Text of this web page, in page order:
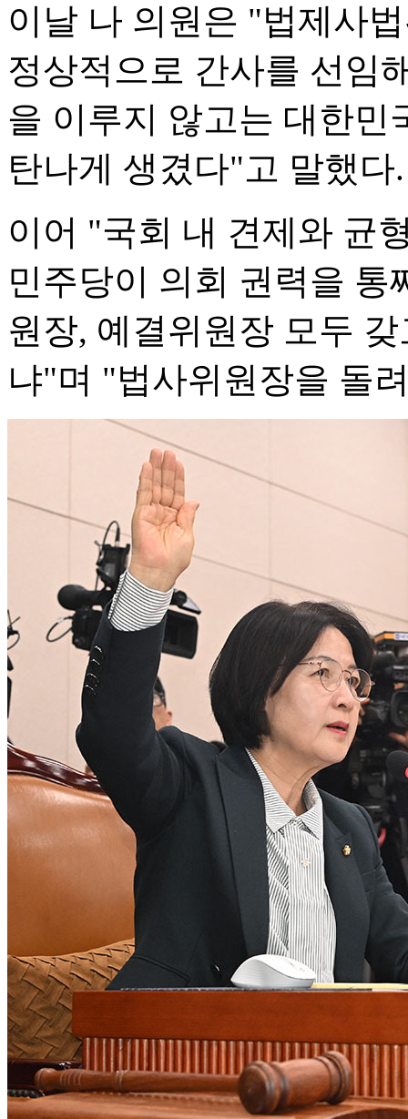
이날 나 의원은 "법제사
정상적으로 간사를 선임
을 이루지 않고는 대한민
탄나게 생겼다"고 말했다.
이어 "국회 내 견제와 균
민주당이 의회 권력을
원장, 예결위원장 모두
냐"며 "법사위원장을 돌